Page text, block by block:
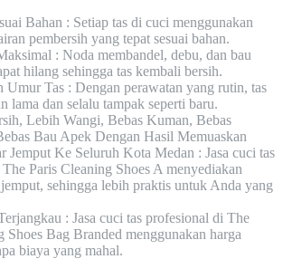
Bahan : Setiap tas di cuci menggunakan
pembersih yang tepat sesuai bahan.
: Noda membandel, debu, dan bau
hilang sehingga tas kembali bersih.
Umur Tas : Dengan perawatan yang rutin, tas
lama dan selalu tampak seperti baru.
Lebih Wangi, Bebas Kuman, Bebas
Bau Apek Dengan Hasil Memuaskan
Jemput Ke Seluruh Kota Medan : Jasa cuci tas
Paris Cleaning Shoes A menyediakan
sehingga lebih praktis untuk Anda yang
: Jasa cuci tas profesional di The
Shoes Bag Branded menggunakan harga
biaya yang mahal.